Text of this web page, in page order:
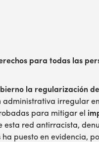
para todas las
la regularización
administrativa irregular
para mitigar el
esta red antirracista,
ha puesto en evidencia,